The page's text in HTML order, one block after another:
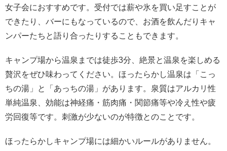
女子会におすすめです。受付では薪や氷を買い足すことが
できたり、バーにもなっているので、お酒を飲んだりキャ
ンパーたちと語り合ったりすることもできます。
キャンプ場から温泉までは徒歩3分、絶景と温泉を楽しめる
贅沢をぜひ味わってください。ほったらかし温泉は「こっ
ちの湯」と「あっちの湯」があります。泉質はアルカリ性
単純温泉、効能は神経痛・筋肉痛・関節痛等や冷え性や疲
労回復等です。刺激が少ないのが特徴とのことです。
ほったらかしキャンプ場には細かいルールがありません。